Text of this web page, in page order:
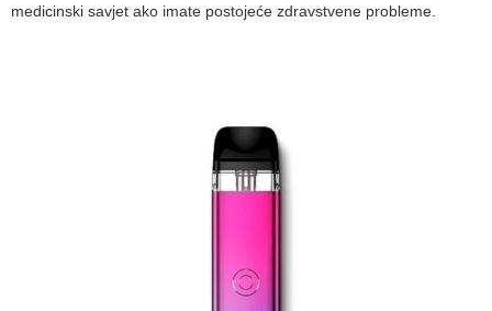
medicinski savjet ako imate postojeće zdravstvene probleme.